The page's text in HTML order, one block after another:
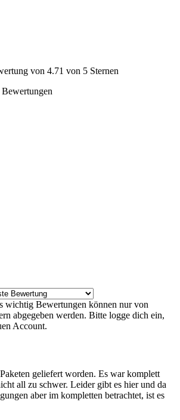
von 4.71 von 5 Sternen
Bewertungen
wichtig Bewertungen können nur von
abgegeben werden. Bitte logge dich ein,
Account.
geliefert worden. Es war komplett
all zu schwer. Leider gibt es hier und da
aber im kompletten betrachtet, ist es